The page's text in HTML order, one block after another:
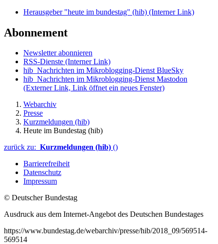
Herausgeber "heute im bundestag" (hib) (Interner Link)
Abonnement
Newsletter abonnieren
RSS-Dienste (Interner Link)
hib_Nachrichten im Mikroblogging-Dienst BlueSky
hib_Nachrichten im Mikroblogging-Dienst Mastodon
(Externer Link, Link öffnet ein neues Fenster)
Webarchiv
Presse
Kurzmeldungen (hib)
Heute im Bundestag (hib)
zurück zu: Kurzmeldungen (hib) ()
Barrierefreiheit
Datenschutz
Impressum
© Deutscher Bundestag
Ausdruck aus dem Internet-Angebot des Deutschen Bundestages
https://www.bundestag.de/webarchiv/presse/hib/2018_09/569514-
569514